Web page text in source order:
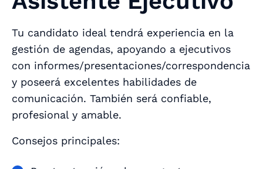
Tu candidato ideal tendrá experiencia en la
gestión de agendas, apoyando a ejecutivos
con informes/presentaciones/correspondencia
y poseerá excelentes habilidades de
comunicación. También será confiable,
profesional y amable.
Consejos principales: